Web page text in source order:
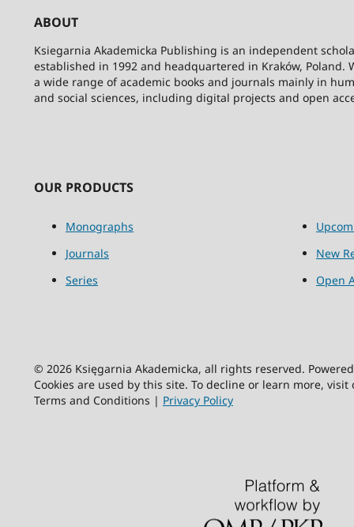
ABOUT
Ksiegarnia Akademicka Publishing is an independent
established in 1992 and headquartered in Kraków, Poland.
a wide range of academic books and journals mainly in
and social sciences, including digital projects and open
OUR PRODUCTS
Monographs
Journals
Series
New
Open
© 2026 Księgarnia Akademicka, all rights reserved.
Cookies are used by this site. To decline or learn more,
Terms and Conditions | Privacy Policy